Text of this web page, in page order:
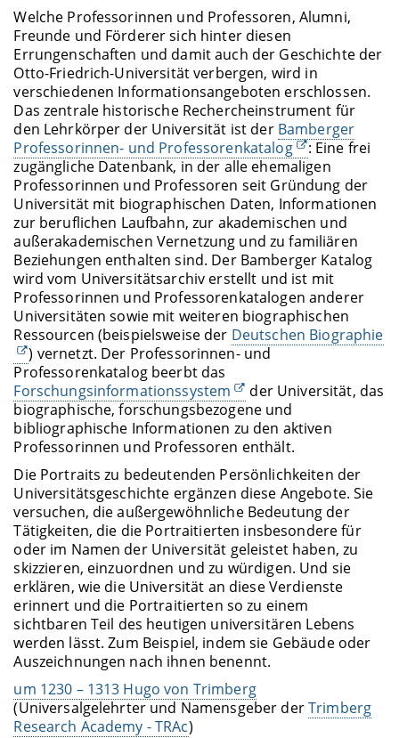
Welche Professorinnen und Professoren, Alumni,
Freunde und Förderer sich hinter diesen
Errungenschaften und damit auch der Geschichte der
Otto-Friedrich-Universität verbergen, wird in
verschiedenen Informationsangeboten erschlossen.
Das zentrale historische Rechercheinstrument für
den Lehrkörper der Universität ist der Bamberger
Professorinnen- und Professorenkatalog
: Eine frei
zugängliche Datenbank, in der alle ehemaligen
Professorinnen und Professoren seit Gründung der
Universität mit biographischen Daten, Informationen
zur beruflichen Laufbahn, zur akademischen und
außerakademischen Vernetzung und zu familiären
Beziehungen enthalten sind. Der Bamberger Katalog
wird vom Universitätsarchiv erstellt und ist mit
Professorinnen und Professorenkatalogen anderer
Universitäten sowie mit weiteren biographischen
Ressourcen (beispielsweise der Deutschen Biographie
) vernetzt. Der Professorinnen- und
Professorenkatalog beerbt das
Forschungsinformationssystem
der Universität, das
biographische, forschungsbezogene und
bibliographische Informationen zu den aktiven
Professorinnen und Professoren enthält.
Die Portraits zu bedeutenden Persönlichkeiten der
Universitätsgeschichte ergänzen diese Angebote. Sie
versuchen, die außergewöhnliche Bedeutung der
Tätigkeiten, die die Portraitierten insbesondere für
oder im Namen der Universität geleistet haben, zu
skizzieren, einzuordnen und zu würdigen. Und sie
erklären, wie die Universität an diese Verdienste
erinnert und die Portraitierten so zu einem
sichtbaren Teil des heutigen universitären Lebens
werden lässt. Zum Beispiel, indem sie Gebäude oder
Auszeichnungen nach ihnen benennt.
um 1230 – 1313 Hugo von Trimberg
(Universalgelehrter und Namensgeber derTrimberg
Research Academy - TRAc)